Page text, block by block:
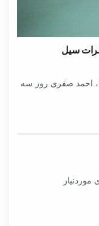
سیل
احمد صفری روز سه